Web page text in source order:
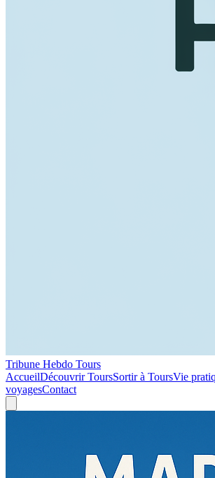
Tribune Hebdo Tours
AccueilDécouvrir ToursSortir à ToursVie
voyagesContact